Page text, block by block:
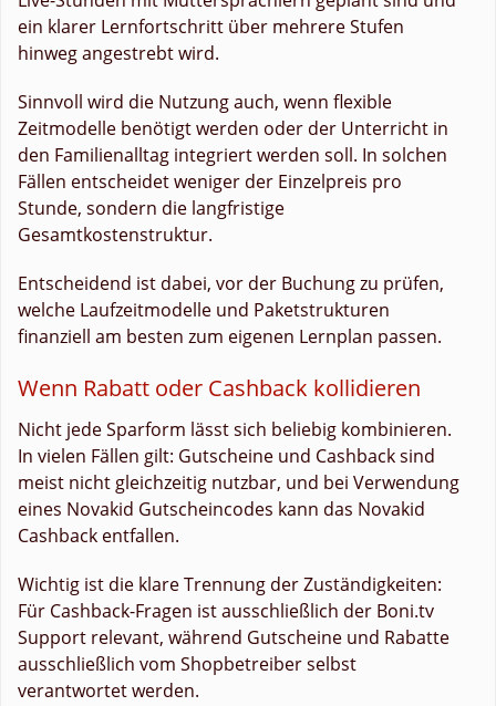
ein klarer Lernfortschritt über mehrere Stufen
hinweg angestrebt wird.
Sinnvoll wird die Nutzung auch, wenn flexible
Zeitmodelle benötigt werden oder der Unterricht in
den Familienalltag integriert werden soll. In solchen
Fällen entscheidet weniger der Einzelpreis pro
Stunde, sondern die langfristige
Gesamtkostenstruktur.
Entscheidend ist dabei, vor der Buchung zu prüfen,
welche Laufzeitmodelle und Paketstrukturen
finanziell am besten zum eigenen Lernplan passen.
Wenn Rabatt oder Cashback kollidieren
Nicht jede Sparform lässt sich beliebig kombinieren.
In vielen Fällen gilt: Gutscheine und Cashback sind
meist nicht gleichzeitig nutzbar, und bei Verwendung
eines Novakid Gutscheincodes kann das Novakid
Cashback entfallen.
Wichtig ist die klare Trennung der Zuständigkeiten:
Für Cashback-Fragen ist ausschließlich der Boni.tv
Support relevant, während Gutscheine und Rabatte
ausschließlich vom Shopbetreiber selbst
verantwortet werden.